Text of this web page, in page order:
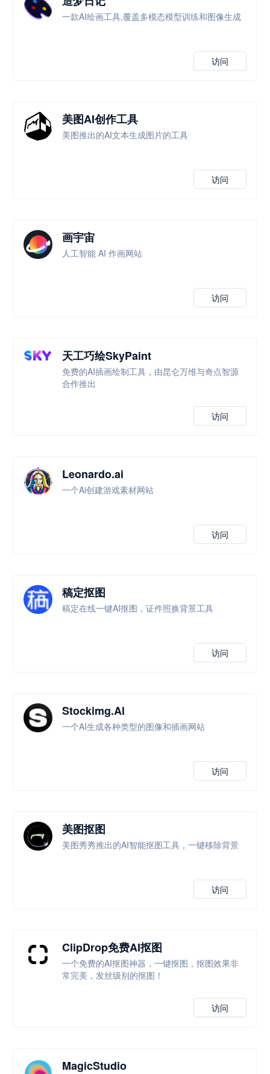
一款AI绘画工具,覆盖多模态模型训练和图像生成
访问
美图AI创作工具
美图推出的AI文本生成图片的工具
访问
画宇宙
人工智能 AI 作画网站
访问
天工巧绘SkyPaint
免费的AI插画绘制工具，由昆仑万维与奇点智源
合作推出
访问
Leonardo.ai
一个Ai创建游戏素材网站
访问
稿定抠图
稿定在线一键AI抠图，证件照换背景工具
访问
Stockimg.Al
一个AI生成各种类型的图像和插画网站
访问
美图抠图
美图秀秀推出的AI智能抠图工具，一键移除背景
访问
ClipDrop免费AI抠图
一个免费的AI抠图神器，一键抠图，抠图效果非
常完美，发丝级别的抠图！
访问
MagicStudio